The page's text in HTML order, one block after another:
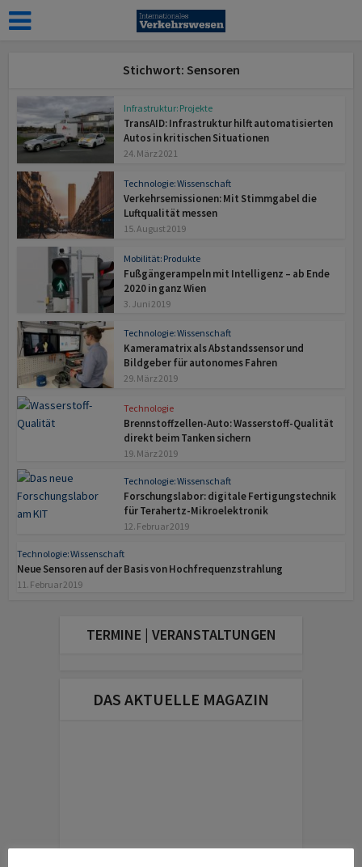
Stichwort: Sensoren
Infrastruktur: Projekte
TransAID: Infrastruktur hilft automatisierten
Autos in kritischen Situationen
24. März 2021
Technologie: Wissenschaft
Verkehrsemissionen: Mit Stimmgabel die
Luftqualität messen
15. August 2019
Mobilität: Produkte
Fußgängerampeln mit Intelligenz – ab Ende
2020 in ganz Wien
3. Juni 2019
Technologie: Wissenschaft
Kameramatrix als Abstandssensor und
Bildgeber für autonomes Fahren
29. März 2019
Technologie
Brennstoffzellen-Auto: Wasserstoff-Qualität
direkt beim Tanken sichern
19. März 2019
Technologie: Wissenschaft
Forschungslabor: digitale Fertigungstechnik
für Terahertz-Mikroelektronik
12. Februar 2019
Technologie: Wissenschaft
Neue Sensoren auf der Basis von Hochfrequenzstrahlung
11. Februar 2019
TERMINE | VERANSTALTUNGEN
DAS AKTUELLE MAGAZIN